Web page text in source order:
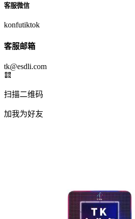
客服微信
konfutiktok
客服邮箱
tk@esdli.com
扫描二维码
加我为好友